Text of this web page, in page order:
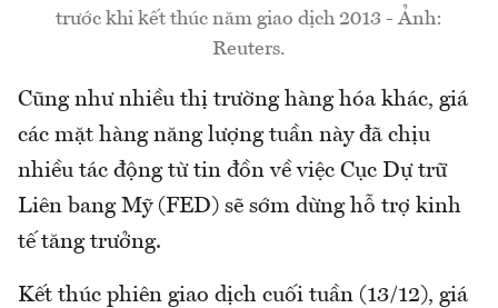
trước khi kết thúc năm giao dịch 2013 - Ảnh:
Reuters.
Cũng như nhiều thị trường hàng hóa khác, giá
các mặt hàng năng lượng tuần này đã chịu
nhiều tác động từ tin đồn về việc Cục Dự trữ
Liên bang Mỹ (FED) sẽ sớm dừng hỗ trợ kinh
tế tăng trưởng.
Kết thúc phiên giao dịch cuối tuần (13/12), giá